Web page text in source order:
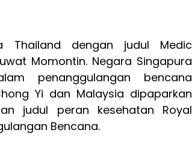
Thailand dengan judul Medic
Momontin. Negara Singapura
penanggulangan bencana
Yi dan Malaysia dipaparkan
judul peran kesehatan Royal
Bencana.